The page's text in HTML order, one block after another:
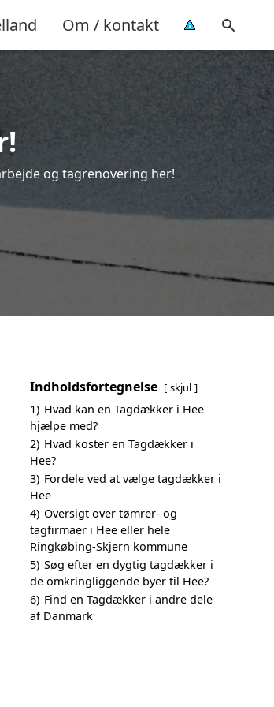
Om / kontakt
og tagrenovering her!
Indholdsfortegnelse skjul
1) Hvad kan en Tagdækker i Hee
hjælpe med?
2) Hvad koster en Tagdækker i
Hee?
3) Fordele ved at vælge tagdækker i
Hee
4) Oversigt over tømrer- og
tagfirmaer i Hee eller hele
Ringkøbing-Skjern kommune
5) Søg efter en dygtig tagdækker i
de omkringliggende byer til Hee?
6) Find en Tagdækker i andre dele
af Danmark